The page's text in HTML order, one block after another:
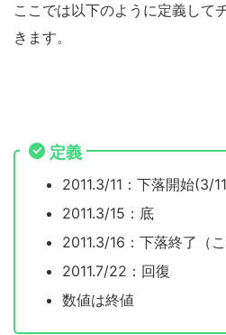
ここでは以下のように定義して
きます。
定義
2011.3/11：下落開始(3/
2011.3/15：底
2011.3/16：下落終了（
2011.7/22：回復
数値は終値